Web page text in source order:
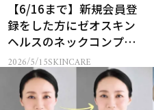
【6/16まで】新規会員登
録をした方にゼオスキン
ヘルスのネックコンプレ
ックスをプレゼント！
2026/5/15SKINCARE